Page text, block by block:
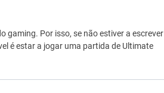
gaming. Por isso, se não estiver a escrever
é estar a jogar uma partida de Ultimate